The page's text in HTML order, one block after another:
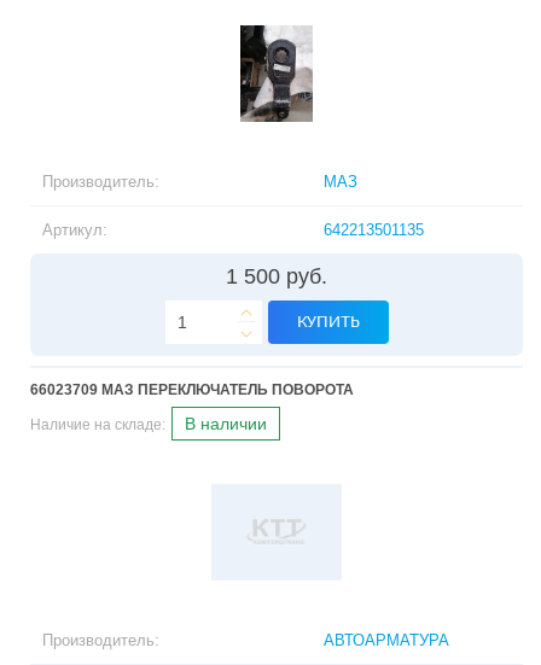
Производитель: МАЗ
Артикул: 642213501135
1 500 руб.
КУПИТЬ
66023709 МАЗ ПЕРЕКЛЮЧАТЕЛЬ ПОВОРОТА
Наличие на складе: В наличии
Производитель: АВТОАРМАТУРА